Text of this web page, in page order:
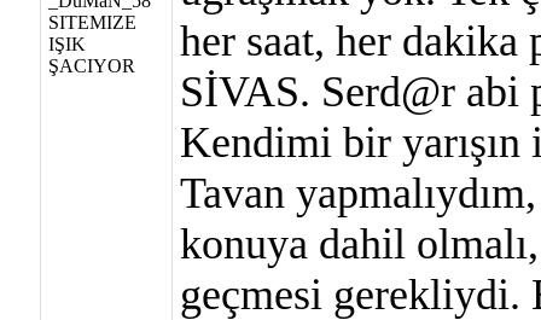
her saat, her dakika
SİVAS. Serd@r abi
Kendimi bir
Tavan
konuya dahil
geçmesi gerekliydi.